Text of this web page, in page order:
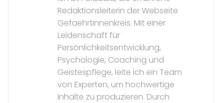
Redaktionsleiterin der Webseite
Gefaehrtinnenkreis. Mit einer
Leidenschaft für
Persönlichkeitsentwicklung,
Psychologie, Coaching und
Geistespflege, leite ich ein Team
von Experten, um hochwertige
Inhalte zu produzieren. Durch